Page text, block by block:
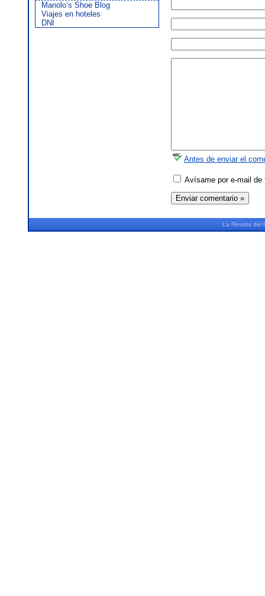
Manolo’s Shoe Blog
Viajes en hoteles
DNI
Antes de enviar el
Avísame por e-mail de
La Revista del